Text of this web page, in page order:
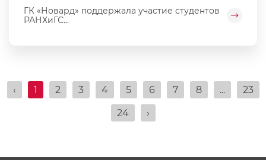
ГК «Новард» поддержала участие студентов
РАНХиГС...
‹ 1 2 3 4 5 6 7 8 ... 23
24 ›